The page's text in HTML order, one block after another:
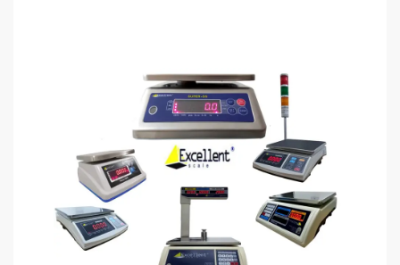
air yang bisa mengakibatkan korsleting. Tetap
bisa dioperasikan pada saat pengisian ulang